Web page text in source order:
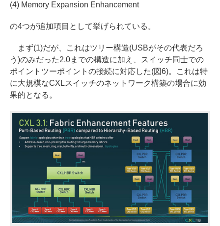
(4) Memory Expansion Enhancement
の4つが追加項目として挙げられている。
まず(1)だが、これはツリー構造(USBがその代表だろ
う)のみだった2.0までの構造に加え、スイッチ同士での
ポイントツーポイントの接続に対応した(図6)。これは特
に大規模なCXLスイッチのネットワーク構築の場合に効
果的となる。